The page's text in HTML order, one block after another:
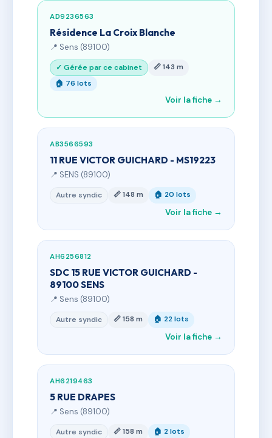
AD9236563
Résidence La Croix Blanche
📍 Sens (89100)
✓ Gérée par ce cabinet
📏 143 m
🏠 76 lots
Voir la fiche →
AB3566593
11 RUE VICTOR GUICHARD - MS19223
📍 SENS (89100)
Autre syndic 📏 148 m 🏠 20 lots
Voir la fiche →
AH6256812
SDC 15 RUE VICTOR GUICHARD -
89100 SENS
📍 Sens (89100)
Autre syndic 📏 158 m 🏠 22 lots
Voir la fiche →
AH6219463
5 RUE DRAPES
📍 Sens (89100)
Autre syndic 📏 158 m 🏠 2 lots